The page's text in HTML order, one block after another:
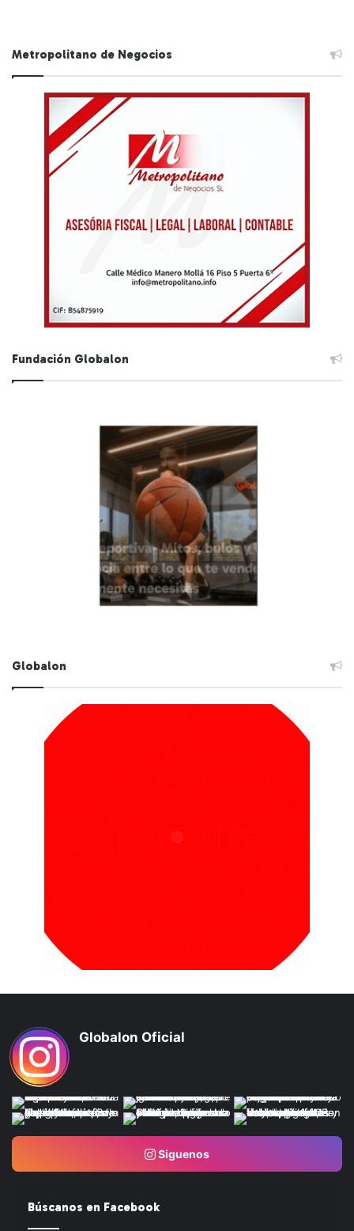
Metropolitano de Negocios
Fundación Globalon
Globalon
Globalon Oficial
Siguenos
Búscanos en Facebook